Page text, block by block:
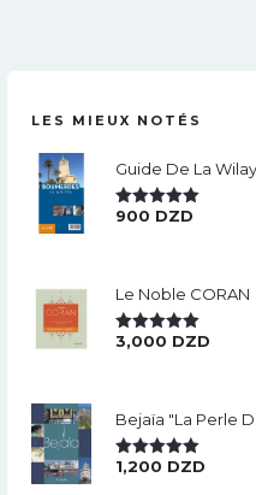
LES MIEUX NOTÉS
Guide De La
Note
5.00
900 DZD
Le Noble CORAN
Note5.00
3,000 DZD
Note5.00
1,200 DZD